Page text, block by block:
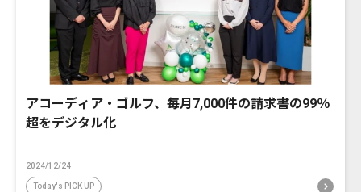
アコーディア・ゴルフ、毎月7,000件の請求書の99％
超をデジタル化
2024/12/24
Today's PICK UP